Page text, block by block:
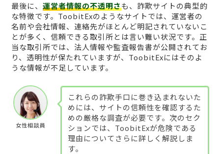
最後に、 運営者情報の不透明さも、詐欺サイトの典型的
な特徴です。ToobitExのようなサイトでは、運営者の
名前や会社情報、連絡先がほとんど明記されていないこ
とが多く、信頼できる取引所とは言い難い状況です。正
当な取引所では、法人情報や監査報告書が公開されてお
り、透明性が保たれていますが、ToobitExにはそのよ
うな情報が不足しています。
女性相談員
これらの詐欺手口に巻き込まれないた
めには、サイトの信頼性を確認するた
めの厳格な調査が必要です。次のセク
ションでは、ToobitExが危険である
理由についてさらに詳しく解説しま
す。